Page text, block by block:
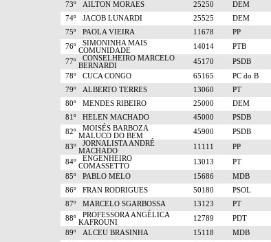
73º
AILTON MORAES 25250 DEM
74º
JACOB LUNARDI 25525 DEM
75º
PAOLA VIEIRA 11678 PP
76º
SIMONINHA MAIS
COMUNIDADE
14014 PTB
77º
CONSELHEIRO MARCELO
BERNARDI
45170 PSDB
78º
CUCA CONGO 65165 PC do B
79º
ALBERTO TERRES 13060 PT
80º
MENDES RIBEIRO 25000 DEM
81º
HELEN MACHADO 45000 PSDB
82º
MOISÉS BARBOZA
MALUCO DO BEM
45900 PSDB
83º
JORNALISTA ANDRÉ
MACHADO
11111 PP
84º
ENGENHEIRO
COMASSETTO
13013 PT
85º
PABLO MELO 15686 MDB
86º
FRAN RODRIGUES 50180 PSOL
87º
MARCELO SGARBOSSA 13123 PT
88º
PROFESSORA ANGÉLICA
KAFROUNI
12789 PDT
89º
ALCEU BRASINHA 15118 MDB